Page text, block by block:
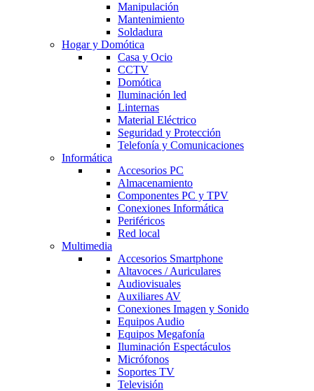
Manipulación
Mantenimiento
Soldadura
Hogar y Domótica
Casa y Ocio
CCTV
Domótica
Iluminación led
Linternas
Material Eléctrico
Seguridad y Protección
Telefonía y Comunicaciones
Informática
Accesorios PC
Almacenamiento
Componentes PC y TPV
Conexiones Informática
Periféricos
Red local
Multimedia
Accesorios Smartphone
Altavoces / Auriculares
Audiovisuales
Auxiliares AV
Conexiones Imagen y Sonido
Equipos Audio
Equipos Megafonía
Iluminación Espectáculos
Micrófonos
Soportes TV
Televisión